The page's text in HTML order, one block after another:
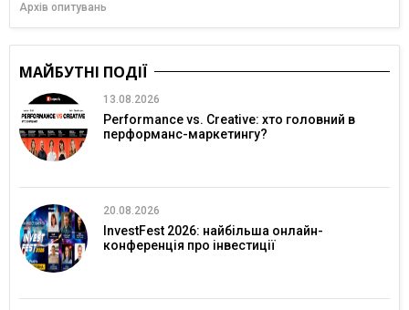
Архів опитувань
МАЙБУТНІ ПОДІЇ
13.08.2026
Performance vs. Creative: хто головний в
перформанс-маркетингу?
20.08.2026
InvestFest 2026: найбільша онлайн-
конференція про інвестиції